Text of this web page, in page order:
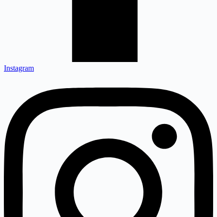
Instagram